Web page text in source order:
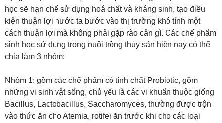
học sẽ hạn chế sử dụng hoá chất và kháng sinh, tạo điều
kiện thuận lợi nước ta bước vào thị trường khó tính một
cách thuận lợi mà không phải gặp rào cản gì. Các chế phẩm
sinh học sử dụng trong nuôi trồng thủy sản hiện nay có thể
chia làm 3 nhóm:
Nhóm 1: gồm các chế phẩm có tính chất Probiotic, gồm
những vi sinh vật sống, chủ yếu là các vi khuẩn thuộc giống
Bacillus, Lactobacillus, Saccharomyces, thường được trộn
vào thức ăn cho Atemia, rotifer ăn trước khi cho các loại